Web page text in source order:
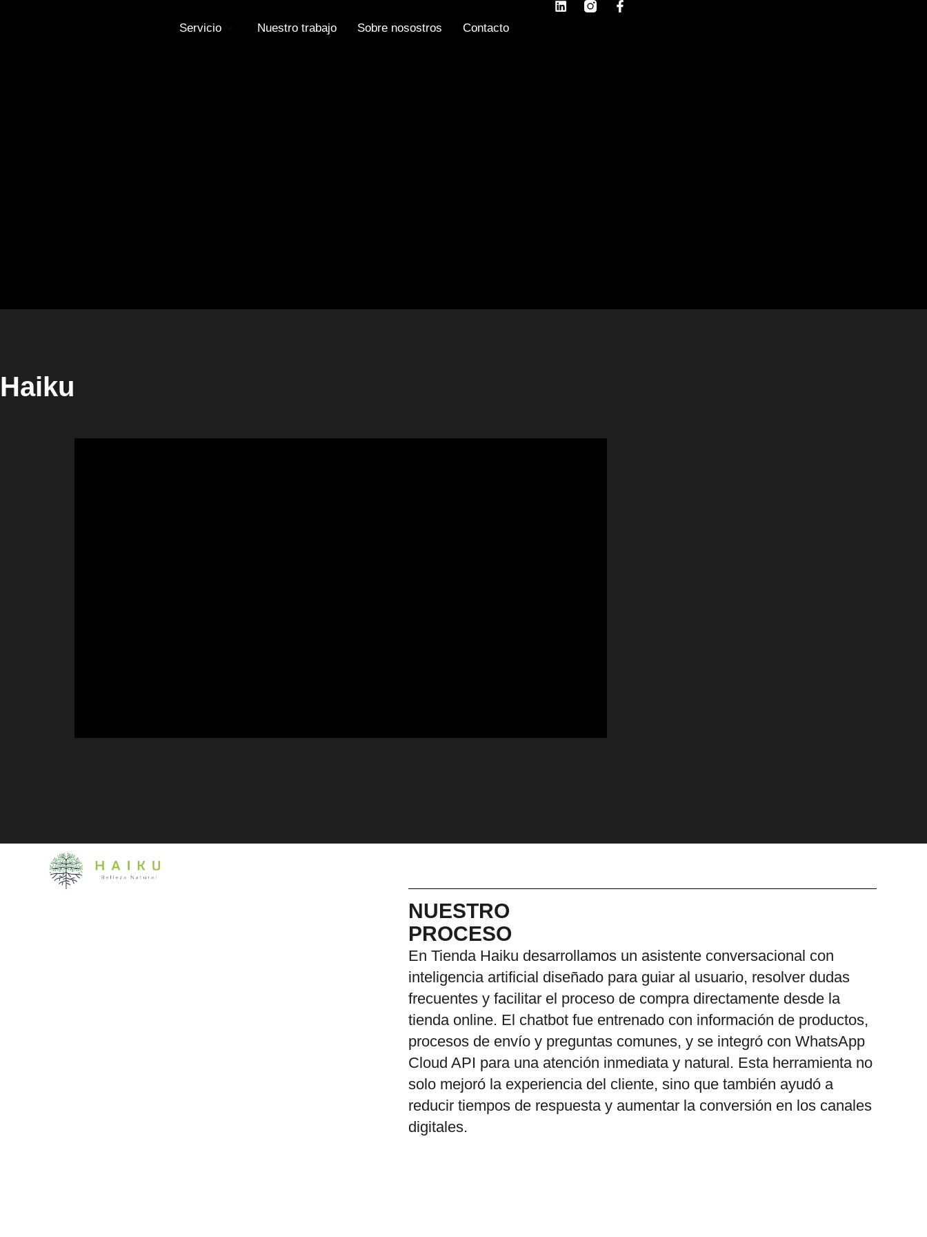
Servicio Nuestro trabajo Sobre nosostros Contacto
Haiku
NUESTRO
PROCESO
En Tienda Haiku desarrollamos un asistente conversacional con
inteligencia artificial diseñado para guiar al usuario, resolver dudas
frecuentes y facilitar el proceso de compra directamente desde la
tienda online. El chatbot fue entrenado con información de productos,
procesos de envío y preguntas comunes, y se integró con WhatsApp
Cloud API para una atención inmediata y natural. Esta herramienta no
solo mejoró la experiencia del cliente, sino que también ayudó a
reducir tiempos de respuesta y aumentar la conversión en los canales
digitales.